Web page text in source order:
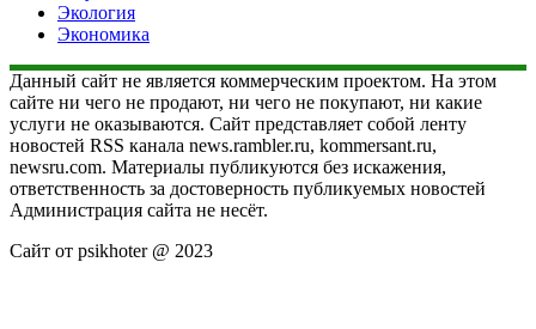
Экология
Экономика
Данный сайт не является коммерческим проектом. На этом
сайте ни чего не продают, ни чего не покупают, ни какие
услуги не оказываются. Сайт представляет собой ленту
новостей RSS канала news.rambler.ru, kommersant.ru,
newsru.com. Материалы публикуются без искажения,
ответственность за достоверность публикуемых новостей
Администрация сайта не несёт.
Сайт от psikhoter @ 2023